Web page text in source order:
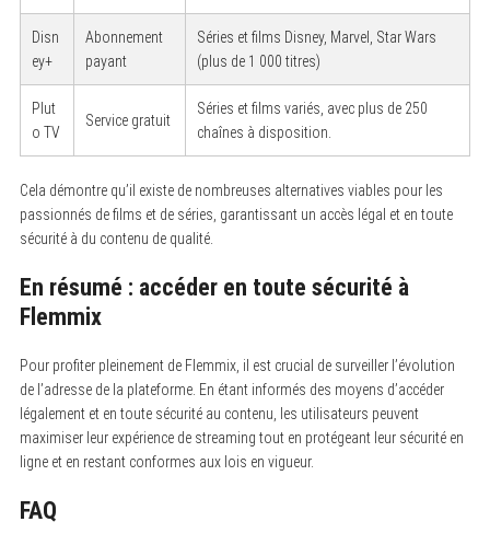
Disn
ey+
Abonnement
payant
Séries et films Disney, Marvel, Star Wars
(plus de 1 000 titres)
Plut
o TV
Service gratuit
Séries et films variés, avec plus de 250
chaînes à disposition.
Cela démontre qu’il existe de nombreuses alternatives viables pour les
passionnés de films et de séries, garantissant un accès légal et en toute
sécurité à du contenu de qualité.
En résumé : accéder en toute sécurité à
Flemmix
Pour profiter pleinement de Flemmix, il est crucial de surveiller l’évolution
de l’adresse de la plateforme. En étant informés des moyens d’accéder
légalement et en toute sécurité au contenu, les utilisateurs peuvent
maximiser leur expérience de streaming tout en protégeant leur sécurité en
ligne et en restant conformes aux lois en vigueur.
FAQ